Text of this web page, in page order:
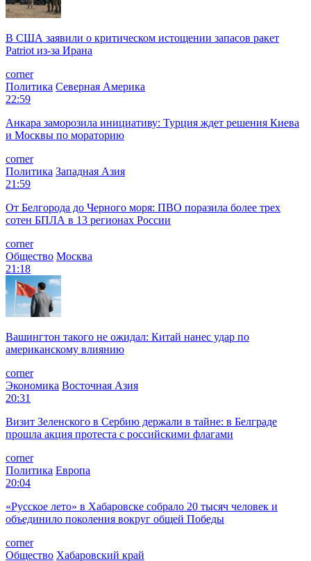
В США заявили о критическом истощении запасов ракет
Patriot из-за Ирана
corner
Политика Северная Америка
22:59
Анкара заморозила инициативу: Турция ждет решения Киева
и Москвы по мораторию
corner
Политика Западная Азия
21:59
От Белгорода до Черного моря: ПВО поразила более трех
сотен БПЛА в 13 регионах России
corner
Общество Москва
21:18
Вашингтон такого не ожидал: Китай нанес удар по
американскому влиянию
corner
Экономика Восточная Азия
20:31
Визит Зеленского в Сербию держали в тайне: в Белграде
прошла акция протеста с российскими флагами
corner
Политика Европа
20:04
«Русское лето» в Хабаровске собрало 20 тысяч человек и
объединило поколения вокруг общей Победы
corner
Общество Хабаровский край